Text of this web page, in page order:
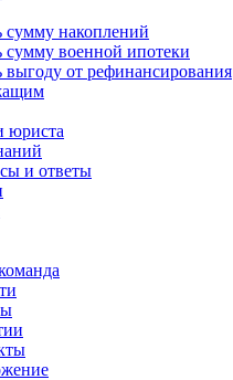
сумму накоплений
сумму военной ипотеки
выгоду от рефинансирования
юриста
и ответы